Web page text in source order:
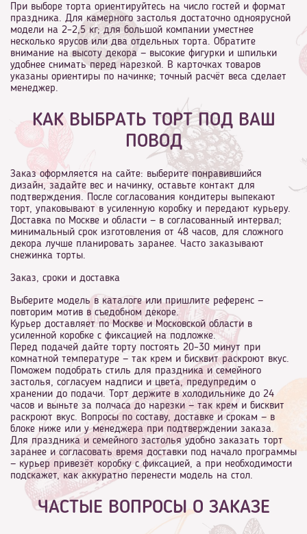
При выборе торта ориентируйтесь на число гостей и формат
праздника. Для камерного застолья достаточно одноярусной
модели на 2–2,5 кг; для большой компании уместнее
несколько ярусов или два отдельных торта. Обратите
внимание на высоту декора — высокие фигурки и шпильки
удобнее снимать перед нарезкой. В карточках товаров
указаны ориентиры по начинке; точный расчёт веса сделает
менеджер.
КАК ВЫБРАТЬ ТОРТ ПОД ВАШ
ПОВОД
Заказ оформляется на сайте: выберите понравившийся
дизайн, задайте вес и начинку, оставьте контакт для
подтверждения. После согласования кондитеры выпекают
торт, упаковывают в усиленную коробку и передают курьеру.
Доставка по Москве и области — в согласованный интервал;
минимальный срок изготовления от 48 часов, для сложного
декора лучше планировать заранее. Часто заказывают
снежинка торты.
Заказ, сроки и доставка
Выберите модель в каталоге или пришлите референс —
повторим мотив в съедобном декоре.
Курьер доставляет по Москве и Московской области в
усиленной коробке с фиксацией на подложке.
Перед подачей дайте торту постоять 20–30 минут при
комнатной температуре — так крем и бисквит раскроют вкус.
Поможем подобрать стиль для праздника и семейного
застолья, согласуем надписи и цвета, предупредим о
хранении до подачи. Торт держите в холодильнике до 24
часов и выньте за полчаса до нарезки — так крем и бисквит
раскроют вкус. Вопросы по составу, доставке и срокам — в
блоке ниже или у менеджера при подтверждении заказа.
Для праздника и семейного застолья удобно заказать торт
заранее и согласовать время доставки под начало программы
— курьер привезёт коробку с фиксацией, а при необходимости
подскажет, как аккуратно перенести модель на стол.
ЧАСТЫЕ ВОПРОСЫ О ЗАКАЗЕ